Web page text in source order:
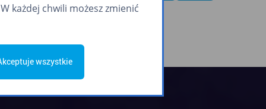
każdej chwili możesz zmienić
wszystkie